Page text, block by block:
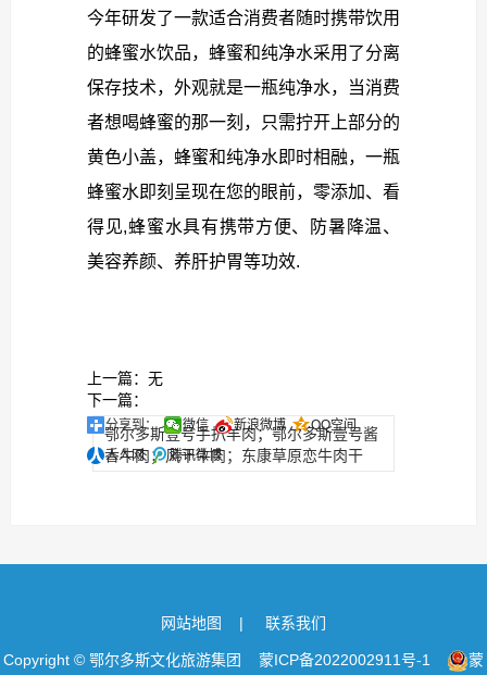
今年研发了一款适合消费者随时携带饮用
的蜂蜜水饮品，蜂蜜和纯净水采用了分离
保存技术，外观就是一瓶纯净水，当消费
者想喝蜂蜜的那一刻，只需拧开上部分的
黄色小盖，蜂蜜和纯净水即时相融，一瓶
蜂蜜水即刻呈现在您的眼前，零添加、看
得见,蜂蜜水具有携带方便、防暑降温、
美容养颜、养肝护胃等功效.
上一篇：无
下一篇：
鄂尔多斯壹号手扒羊肉；鄂尔多斯壹号酱
香牛肉；风干牛肉；东康草原恋牛肉干
分享到： 微信 新浪微博
QQ空间
人人网
腾讯微博
网站地图 | 联系我们
Copyright © 鄂尔多斯文化旅游集团 蒙ICP备2022002911号-1 蒙